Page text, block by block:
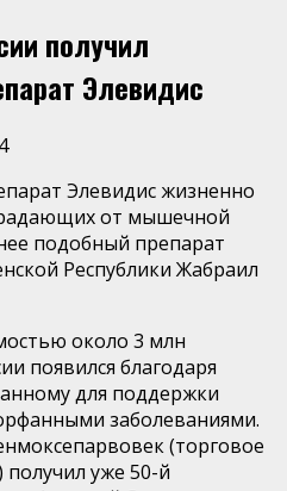
получил
Элевидис
Элевидис жизненно
от мышечной
подобный препарат
Республики Жабраил
около 3 млн
появился благодаря
для поддержки
заболеваниями.
(торговое
уже 50-й